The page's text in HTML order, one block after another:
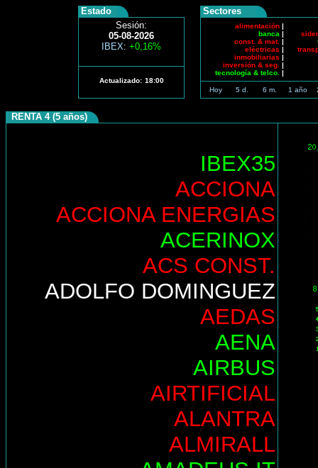
Estado
Sesión:
05-08-2026
IBEX: +0,16%
Actualizado: 18:00
Sectores
alimentación |
banca |
const. & mat. |
eléctricas |
inmobiliarias |
inversión & seg. |
tecnología & telco. |
Hoy 5 d. 6 m. 1 año
RENTA 4 (5 años)
IBEX35
ACCIONA
ACCIONA ENERGIAS
ACERINOX
ACS CONST.
ADOLFO DOMINGUEZ
AEDAS
AENA
AIRBUS
AIRTIFICIAL
ALANTRA
ALMIRALL